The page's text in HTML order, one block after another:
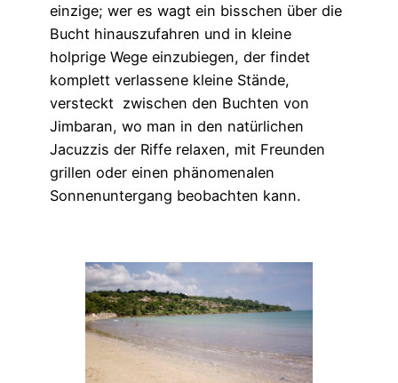
einzige; wer es wagt ein bisschen über die
Bucht hinauszufahren und in kleine
holprige Wege einzubiegen, der findet
komplett verlassene kleine Stände,
versteckt zwischen den Buchten von
Jimbaran, wo man in den natürlichen
Jacuzzis der Riffe relaxen, mit Freunden
grillen oder einen phänomenalen
Sonnenuntergang beobachten kann.